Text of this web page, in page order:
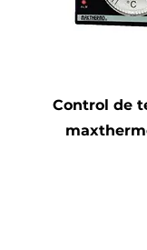
Control de